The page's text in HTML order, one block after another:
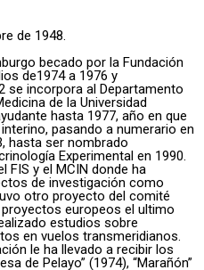
de 1948.
becado por la Fundación
de1974 a 1976 y
se incorpora al Departamento
de la Universidad
hasta 1977, año en que
pasando a numerario en
hasta ser nombrado
Experimental en 1990.
FIS y el MCIN donde ha
de investigación como
otro proyecto del comité
europeos el ultimo
estudios sobre
en vuelos transmeridianos.
le ha llevado a recibir los
de Pelayo” (1974), “Marañón”